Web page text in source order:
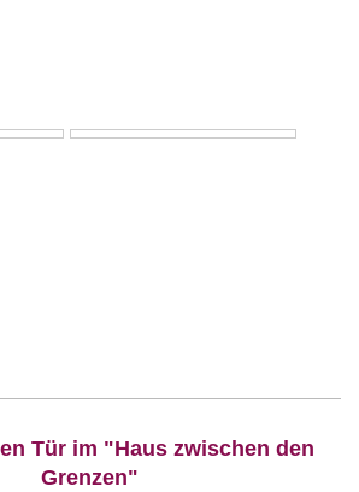
Tür im "Haus zwischen den
Grenzen"